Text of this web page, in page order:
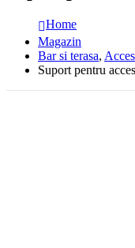
Home
Magazin
Bar si terasa,
Suport pentru